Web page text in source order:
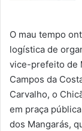
O mau tempo
logística de
vice-prefeito de
Campos da
Carvalho, o
em praça
dos Mangarás,